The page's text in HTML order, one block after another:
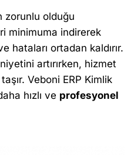
zorunlu olduğu
minimuma indirerek
hataları ortadan kaldırır.
artırırken, hizmet
Veboni ERP Kimlik
hızlı ve profesyonel